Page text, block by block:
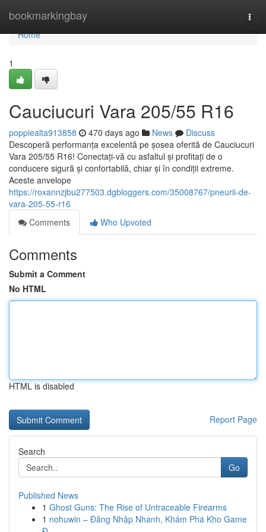
bookmarkingbay
Home
Home
1
Cauciucuri Vara 205/55 R16
poppiealta913858 470 days ago News
Discuss
Descoperă performanța excelentă pe șosea oferită de Cauciucuri
Vara 205/55 R16! Conectați-vă cu asfaltul și profitați de o
conducere sigură și confortabilă, chiar și în condiții extreme.
Aceste anvelope
https://roxannzjbu277503.dgbloggers.com/35008767/pneurii-de-
vara-205-55-r16
Comments
Who Upvoted
Comments
Submit a Comment
No HTML
HTML is disabled
Report Page
Search
Go
Published News
1 Ghost Guns: The Rise of Untraceable Firearms
1 nohuwin – Đăng Nhập Nhanh, Khám Phá Kho Game